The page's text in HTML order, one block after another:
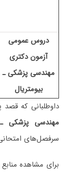
دروس عمومی
آزمون دکتری
ﻣﻬﻨﺪسی پزشکی ـ
بیومتریال
داوطلبانی که
ﻣﻬﻨﺪسی پزشکی ـ
سرفصل‌های
برای مشاهده